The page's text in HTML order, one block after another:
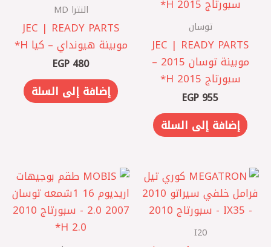
توسان
JEC | READY PARTS
موبينة توسان 2015 –
سبورتاج 2015 H*
EGP 955
إضافة إلى السلة
النترا MD
JEC | READY PARTS
موبينة هيونداي – كيا H*
EGP 480
إضافة إلى السلة
I20